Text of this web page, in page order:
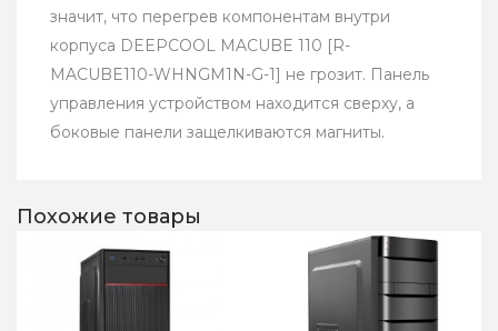
значит, что перегрев компонентам внутри
корпуса DEEPCOOL MACUBE 110 [R-
MACUBE110-WHNGM1N-G-1] не грозит. Панель
управления устройством находится сверху, а
боковые панели защелкиваются магниты.
Похожие товары